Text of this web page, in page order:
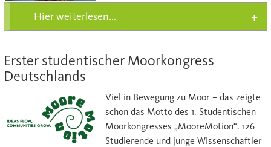
Hier weiterlesen...
Erster studentischer Moorkongress
Deutschlands
Viel in Bewegung zu Moor – das zeigte
schon das Motto des 1. Studentischen
Moorkongresses „MooreMotion“. 126
Studierende und junge Wissenschaftler